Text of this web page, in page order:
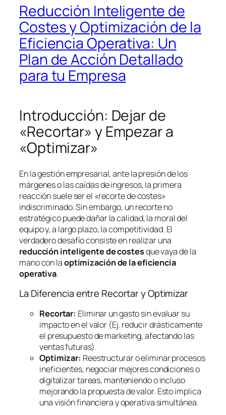
Reducción Inteligente de
Costes y Optimización de la
Eficiencia Operativa: Un
Plan de Acción Detallado
para tu Empresa
Introducción: Dejar de
«Recortar» y Empezar a
«Optimizar»
En la gestión empresarial, ante la presión de los
márgenes o las caídas de ingresos, la primera
reacción suele ser el «recorte de costes»
indiscriminado. Sin embargo, un recorte no
estratégico puede dañar la calidad, la moral del
equipo y, a largo plazo, la competitividad. El
verdadero desafío consiste en realizar una
reducción inteligente de costesque vaya de la
mano con laoptimización de la eficiencia
operativa.
La Diferencia entre Recortar y Optimizar
Recortar: Eliminar un gasto sin evaluar su
impacto en el valor (Ej. reducir drásticamente
el presupuesto de marketing, afectando las
ventas futuras).
Optimizar: Reestructurar o eliminar procesos
ineficientes, negociar mejores condiciones o
digitalizar tareas, manteniendo o incluso
mejorando la propuesta de valor. Esto implica
una visión financiera y operativa simultánea.